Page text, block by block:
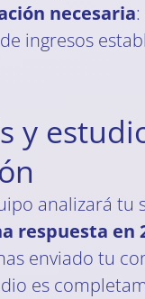
necesaria:
ingresos
y
analizará tu
respuesta en
enviado tu
es